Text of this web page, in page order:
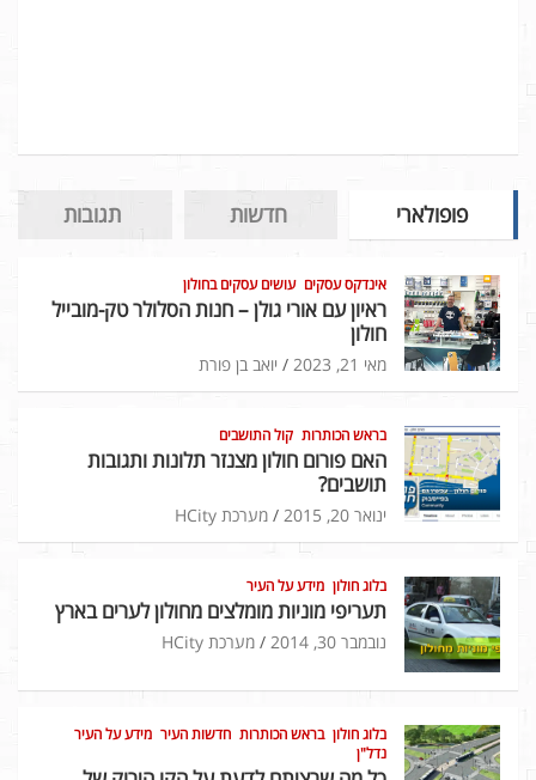
פופולארי חדשות תגובות
אינדקס עסקים עושים עסקים בחולון
ראיון עם אורי גולן – חנות הסלולר טק-מובייל
חולון
מאי 21, 2023 יואב בן פורת
בראש הכותרות קול התושבים
האם פורום חולון מצנזר תלונות ותגובות
תושבים?
ינואר 20, 2015 מערכת HCity
בלוג חולון מידע על העיר
תעריפי מוניות מומלצים מחולון לערים בארץ
נובמבר 30, 2014 מערכת HCity
בלוג חולון בראש הכותרות חדשות העיר מידע על העיר
נדל"ן